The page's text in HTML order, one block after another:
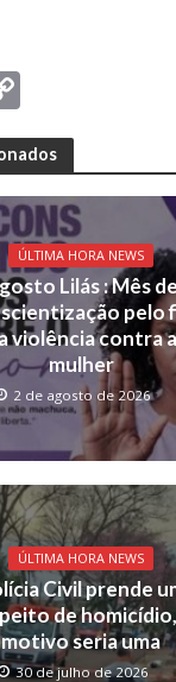
C
o
p
y
Li
n
k
ÚLTIMA HORA NEWS
Lilás : Mês
pelo
violência contra a
mulher
2 de agosto de 2026
ÚLTIMA HORA NEWS
Civil prende
de
motivo seria uma
30 de julho de 2026